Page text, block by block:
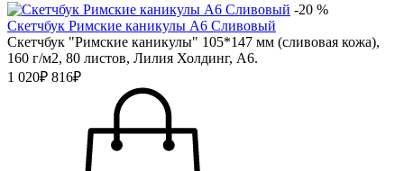
-20 %
Скетчбук Римские каникулы А6 Сливовый
Скетчбук "Римские каникулы" 105*147 мм (сливовая кожа),
160 г/м2, 80 листов, Лилия Холдинг, А6.
1 020₽ 816₽